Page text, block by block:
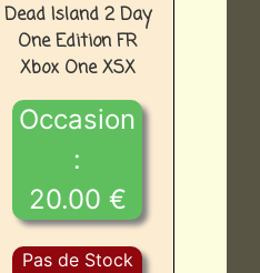
Dead Island 2 Day
One Edition FR
Xbox One XSX
Occasion
:
20.00 €
Pas de Stock